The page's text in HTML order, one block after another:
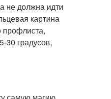
не должна идти
картина
профлиста,
30 градусов,